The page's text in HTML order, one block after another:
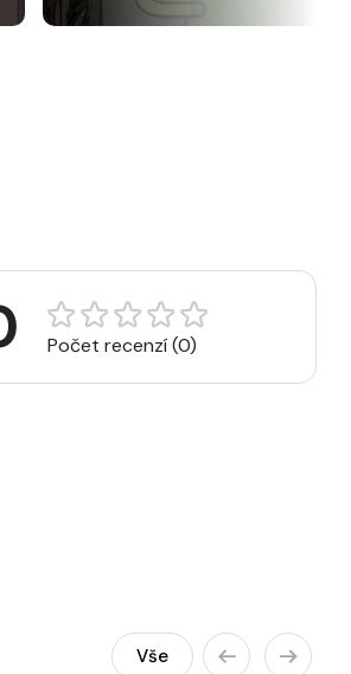
Počet recenzí (0)
Vše